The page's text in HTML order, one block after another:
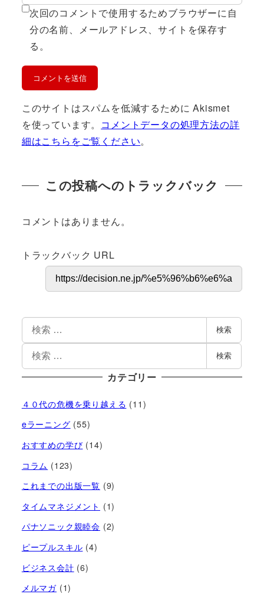
次回のコメントで使用するためブラウザーに自
分の名前、メールアドレス、サイトを保存す
る。
このサイトはスパムを低減するために Akismet
を使っています。 コメントデータの処理方法の詳
細はこちらをご覧ください。
この投稿へのトラックバック
コメントはありません。
トラックバック URL
検索
検索
カテゴリー
４０代の危機を乗り越える (11)
eラーニング (55)
おすすめの学び (14)
コラム (123)
これまでの出版一覧 (9)
タイムマネジメント (1)
パナソニック親睦会 (2)
ピープルスキル (4)
ビジネス会計 (6)
メルマガ (1)